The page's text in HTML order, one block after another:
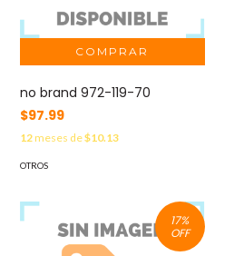
no brand 972-119-70
$97.99
12meses de$10.13
OTROS
17%
OFF